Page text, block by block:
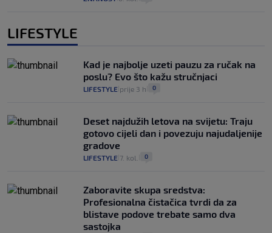
LIFESTYLE
Kad je najbolje uzeti pauzu za ručak na
poslu? Evo što kažu stručnjaci
LIFESTYLE prije 3 h 0
Deset najdužih letova na svijetu: Traju
gotovo cijeli dan i povezuju najudaljenije
gradove
LIFESTYLE 7. kol. 0
Zaboravite skupa sredstva:
Profesionalna čistačica tvrdi da za
blistave podove trebate samo dva
sastojka